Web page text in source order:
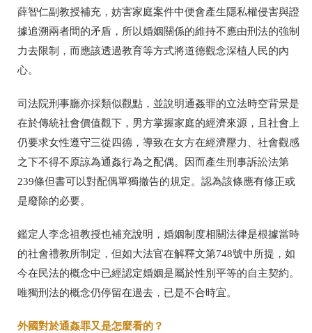
薛智仁副教授補充，妨害家庭案件中便會產生隱私權侵害與證
據追溯兩者間的矛盾，所以婚姻關係的維持不應由刑法的強制
力去限制，而應該透過教育等方式將道德觀念深植人民的內
心。
司法院刑事廳亦採類似觀點，並說明通姦罪的立法時空背景是
在於傳統社會價值觀下，男方掌握家庭的經濟來源，且社會上
仍要求女性遵守三從四德，導致在女方在經濟壓力、社會觀感
之下不得不原諒為通姦行為之配偶。因而產生刑事訴訟法第
239條但書可以對配偶單獨撤告的規定。認為該條應有修正或
是廢除的必要。
鑑定人李念祖教授也補充說明，婚姻制度相關法律是根據當時
的社會禮教所制定，但如大法官在解釋文第748號中所提，如
今在民法的概念中已經認定婚姻是屬於性別平等的自主契約。
唯獨刑法的概念仍停留在過去，已是不合時宜。
外國對於通姦罪又是怎麼看的？